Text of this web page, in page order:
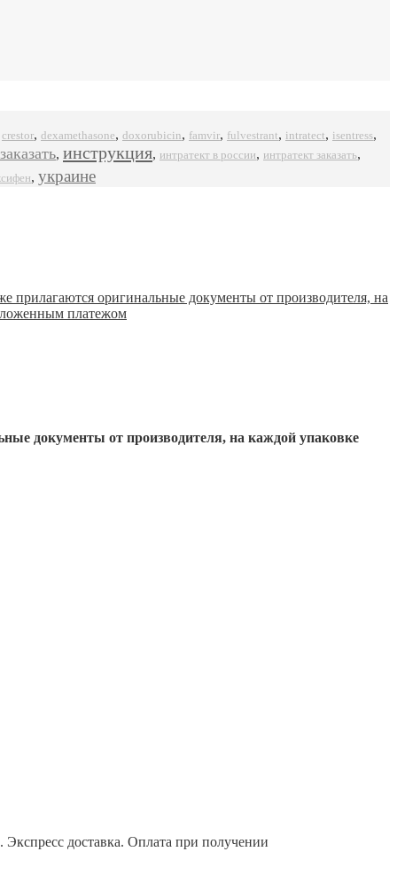
crestor, dexamethasone, doxorubicin, famvir, fulvestrant, intratect, isentress,
заказать, инструкция, интратект в россии, интратект заказать,
, украине
документы от производителя, на каждой упаковке
Экспресс доставка. Оплата при получении